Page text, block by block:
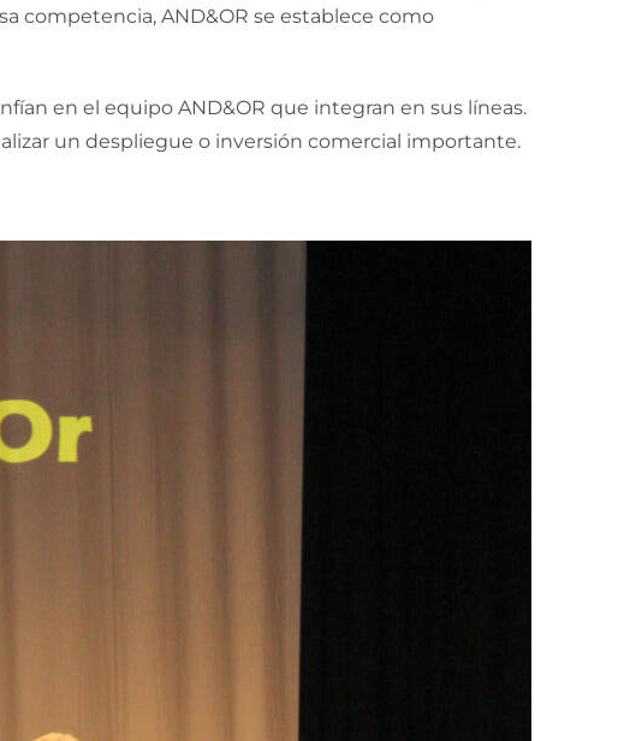
competencia, AND&OR se establece como
en el equipo AND&OR que integran en sus líneas.
un despliegue o inversión comercial importante.